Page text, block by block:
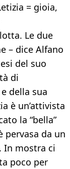
= gioia,
Le due
– dice Alfano
del suo
di
della sua
è un’attivista
la “bella”
pervasa da un
In mostra ci
poco per